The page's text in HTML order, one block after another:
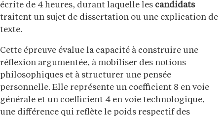
écrite de 4 heures, durant laquelle les candidats
traitent un sujet de dissertation ou une explication de
texte.
Cette épreuve évalue la capacité à construire une
réflexion argumentée, à mobiliser des notions
philosophiques et à structurer une pensée
personnelle. Elle représente un coefficient 8 en voie
générale et un coefficient 4 en voie technologique,
une différence qui reflète le poids respectif des